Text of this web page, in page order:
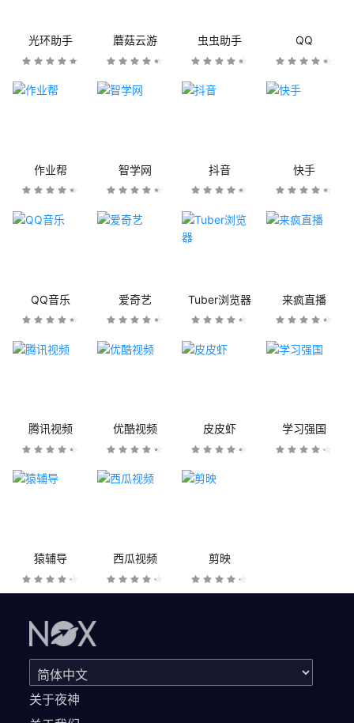
光环助手 蘑菇云游 虫虫助手 QQ
作业帮 智学网 抖音 快手
QQ音乐 爱奇艺 Tuber浏览器 来疯直播
腾讯视频 优酷视频 皮皮虾 学习强国
猿辅导 西瓜视频 剪映
关于夜神